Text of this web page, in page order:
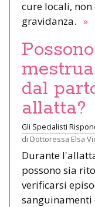
cure locali,
gravidanza. »
dal
allatta?
Gli Specialisti
di Dottoressa Elsa
Durante
possono sia
verificarsi
sanguinamenti